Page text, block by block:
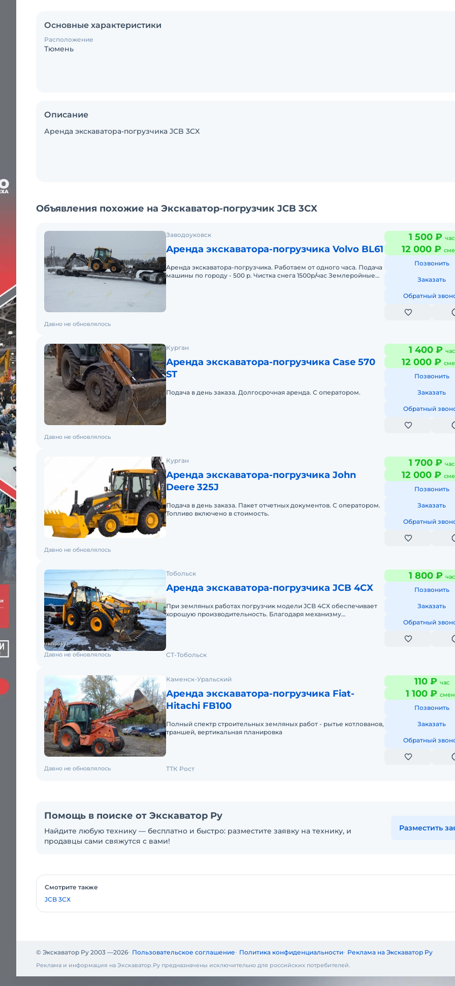
Основные характеристики
Расположение
Тюмень
Описание
Аренда экскаватора-погрузчика JCB 3CX
Объявления похожие на Экскаватор-погрузчик JCB 3CX
Заводоуковск
Аренда экскаватора-погрузчика Volvo BL61
Аренда экскаватора-погрузчика. Работаем от одного часа. Подача
машины по городу - 500 р. Чистка снега 1500р/час Землеройные
1 500 ₽ час
12 000 ₽
Позвонить
Заказать
Обратный
Давно не обновлялось
Курган
Аренда экскаватора-погрузчика Case 570
ST
Подача в день заказа. Долгосрочная аренда. С оператором.
1 400 ₽ час
12 000 ₽
Позвонить
Заказать
Обратный
Давно не обновлялось
Курган
Аренда экскаватора-погрузчика John
Deere 325J
Подача в день заказа. Пакет отчетных документов. С оператором.
Топливо включено в стоимость.
1 700 ₽ час
12 000 ₽
Позвонить
Заказать
Обратный
Давно не обновлялось
Тобольск
Аренда экскаватора-погрузчика JCB 4CX
При земляных работах погрузчик модели JCB 4CX обеспечивает
хорошую производительность. Благодаря механизму
1 800 ₽ час
Позвонить
Заказать
Обратный
Давно не обновлялось СТ-Тобольск
Каменск-Уральский
Аренда экскаватора-погрузчика Fiat-
Hitachi FB100
Полный спектр строительных земляных работ - рытье котлованов,
траншей, вертикальная планировка
110 ₽ час
1 100 ₽
Позвонить
Заказать
Обратный
Давно не обновлялось ТТК Рост
Помощь в поиске от Экскаватор Ру
Найдите любую технику — бесплатно и быстро: разместите заявку на технику, и
продавцы сами свяжутся с вами!
Разместить
Смотрите также
JCB 3CX
© Экскаватор Ру 2003 —2026 Пользовательское соглашение Политика конфиденциальности Реклама на Экскаватор Ру
Реклама и информация на Экскаватор.Ру предназначены исключительно для российских потребителей.